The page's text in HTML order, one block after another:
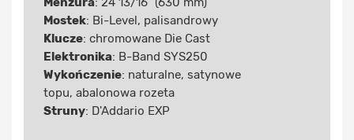
Mostek: Bi-Level, palisandrowy
Klucze: chromowane Die Cast
Elektronika: B-Band SYS250
Wykończenie: naturalne, satynowe
topu, abalonowa rozeta
Struny: D'Addario EXP